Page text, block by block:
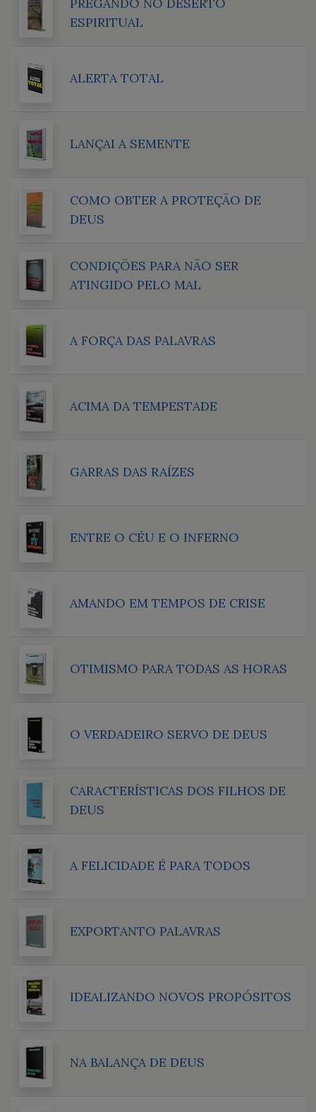
ESPIRITUAL
ALERTA TOTAL
LANÇAI A SEMENTE
COMO OBTER A PROTEÇÃO DE
DEUS
CONDIÇÕES PARA NÃO SER
ATINGIDO PELO MAL
A FORÇA DAS PALAVRAS
ACIMA DA TEMPESTADE
GARRAS DAS RAÍZES
ENTRE O CÉU E O INFERNO
AMANDO EM TEMPOS DE CRISE
OTIMISMO PARA TODAS AS HORAS
O VERDADEIRO SERVO DE DEUS
CARACTERÍSTICAS DOS FILHOS DE
DEUS
A FELICIDADE É PARA TODOS
EXPORTANTO PALAVRAS
IDEALIZANDO NOVOS PROPÓSITOS
NA BALANÇA DE DEUS